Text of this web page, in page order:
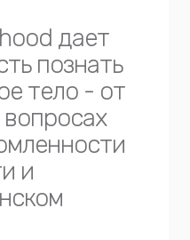
дает
познать
тело - от
и